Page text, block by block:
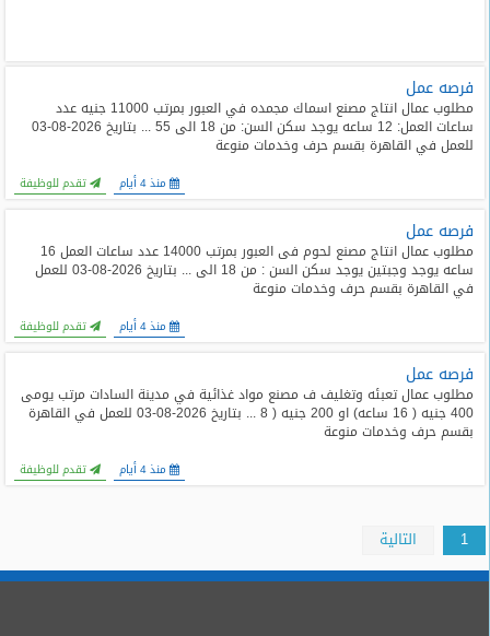
فرصه عمل
مطلوب عمال انتاج مصنع اسماك مجمده في العبور بمرتب 11000 جنيه عدد
ساعات العمل: 12 ساعه يوجد سكن السن: من 18 الى 55 ... بتاريخ 2026-08-03
للعمل في القاهرة بقسم حرف وخدمات منوعة
منذ 4 أيام تقدم للوظيفة
فرصه عمل
مطلوب عمال انتاج مصنع لحوم فى العبور بمرتب 14000 عدد ساعات العمل 16
ساعه يوجد وجبتين يوجد سكن السن : من 18 الى ... بتاريخ 2026-08-03 للعمل
في القاهرة بقسم حرف وخدمات منوعة
منذ 4 أيام تقدم للوظيفة
فرصه عمل
مطلوب عمال تعبئه وتغليف ف مصنع مواد غذائية في مدينة السادات مرتب يومى
400 جنيه ( 16 ساعه) او 200 جنيه ( 8 ... بتاريخ 2026-08-03 للعمل في القاهرة
بقسم حرف وخدمات منوعة
منذ 4 أيام تقدم للوظيفة
1 التالية